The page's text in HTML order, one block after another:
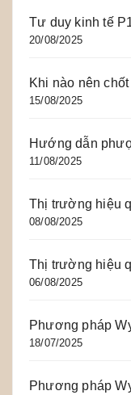
Tư duy kinh tế
20/08/2025
Khi nào nên
15/08/2025
Hướng dẫn
11/08/2025
Thị trường hiệu
08/08/2025
Thị trường hiệu
06/08/2025
Phương pháp
18/07/2025
Phương pháp